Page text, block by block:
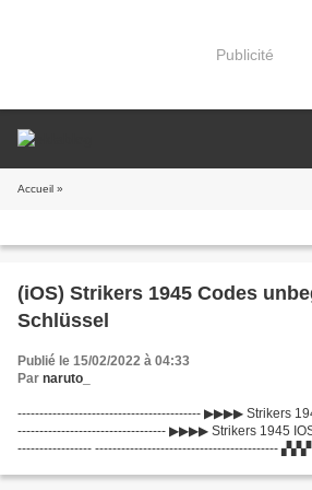
Publicité
Accueil »
(iOS) Strikers 1945 Codes
Schlüssel
Publié le 15/02/2022 à 04:33
Par naruto_
------------------------------------------ ▶▶▶▶ Strikers
---------------------------------- ▶▶▶▶ Strikers 1945
----------------- ------------------------------------------